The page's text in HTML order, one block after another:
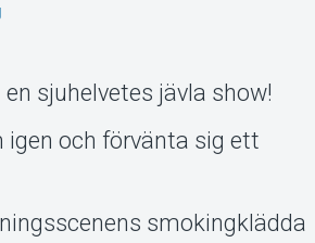
sjuhelvetes jävla show!
och förvänta sig ett
smokingklädda